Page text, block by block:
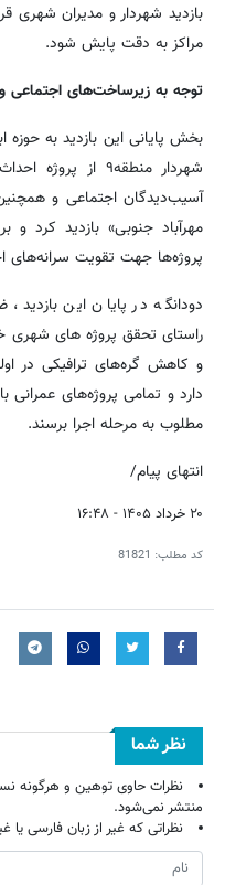
بازدید شهردار و مدیران شهری
مراکز به دقت پایش شود.
توجه به زیرساخت‌های اجتماعی
بخش پایانی این بازدید به
شهردار منطقه۹ از
آسیب‌دیدگان اجتماعی و
مهرآباد جنوبی» بازدید کرد و
پروژه‌ها جهت تقویت سرانه‌های
دودانگه در پایان این
راستای تحقق پروژه های شهری
دارد و تمامی پروژه‌های
مطلوب به مرحله اجرا برسند.
انتهای پیام/
۲۰ خرداد ۱۴۰۵ - ۱۶:۴۸
کد مطلب: 81821
نظر شما
نظرات حاوی توهین و هرگونه
منتشر نمی‌شود.
نظراتی که غیر از زبان فارسی